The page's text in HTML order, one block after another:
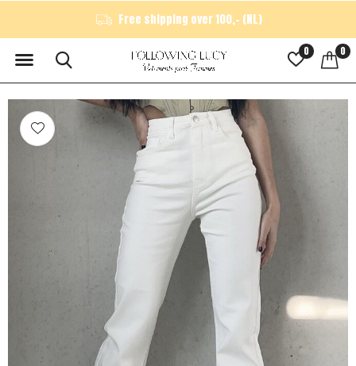
0 0
Free shipping over 100,- (NL)